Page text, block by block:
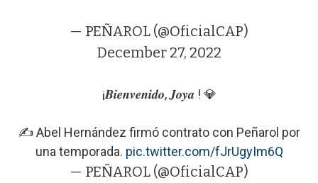
— PEÑAROL (@OficialCAP)
December 27, 2022
¡𝑩𝒊𝒆𝒏𝒗𝒆𝒏𝒊𝒅𝒐, 𝑱𝒐𝒚𝒂 ! 💎
✍️ Abel Hernández firmó contrato con Peñarol por
una temporada. pic.twitter.com/fJrUgyIm6Q
— PEÑAROL (@OficialCAP)